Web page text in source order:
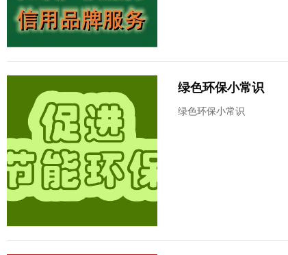
绿色环保小常识
绿色环保小常识